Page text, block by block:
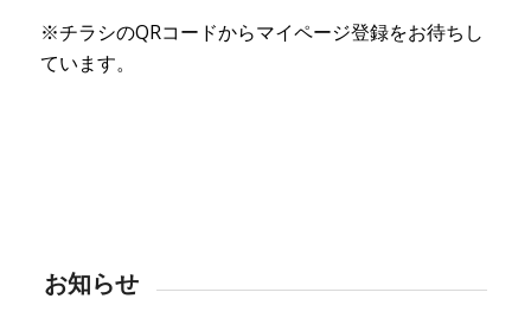
※チラシのQRコードからマイページ登録をお待ちし
ています。
お知らせ